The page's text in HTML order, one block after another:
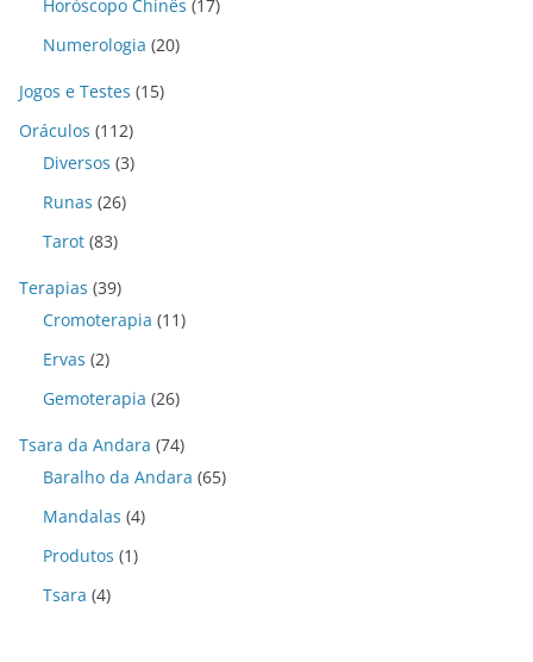
Horóscopo Chinês (17)
Numerologia (20)
Jogos e Testes (15)
Oráculos (112)
Diversos (3)
Runas (26)
Tarot (83)
Terapias (39)
Cromoterapia (11)
Ervas (2)
Gemoterapia (26)
Tsara da Andara (74)
Baralho da Andara (65)
Mandalas (4)
Produtos (1)
Tsara (4)